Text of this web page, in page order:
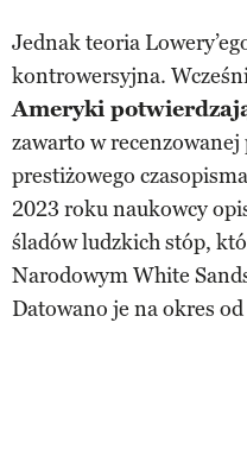
Jednak teoria
kontrowersyjna.
Ameryki
zawarto w
prestiżowego
2023 roku naukowcy
śladów ludzkich stóp,
Narodowym White
Datowano je na okres